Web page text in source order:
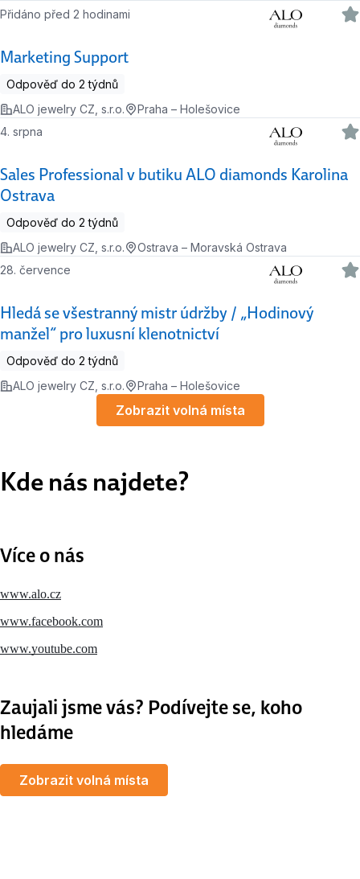
Marketing Support
Přidáno před 2 hodinami
Odpověď do 2 týdnů
ALO jewelry CZ, s.r.o.
Praha – Holešovice
Sales Professional v butiku ALO diamonds Karolina
Ostrava
4. srpna
Odpověď do 2 týdnů
ALO jewelry CZ, s.r.o.
Ostrava – Moravská Ostrava
Hledá se všestranný mistr údržby / „Hodinový
manžel“ pro luxusní klenotnictví
28. července
Odpověď do 2 týdnů
ALO jewelry CZ, s.r.o.
Praha – Holešovice
Zobrazit volná místa
Kde nás najdete?
Více o nás
www.alo.cz
www.facebook.com
www.youtube.com
Zaujali jsme vás? Podívejte se, koho
hledáme
Zobrazit volná místa